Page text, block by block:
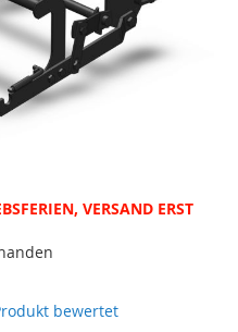
VERSAND ERST
bewertet